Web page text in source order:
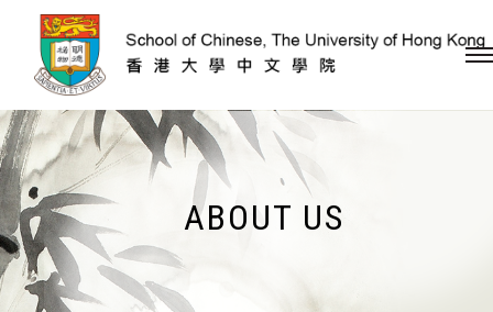
Skip to content (Press
ABOUT US